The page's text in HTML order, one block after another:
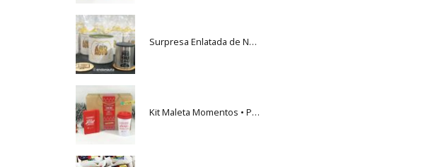
Surpresa Enlatada de Natal • PRD034
Kit Maleta Momentos • PRD117